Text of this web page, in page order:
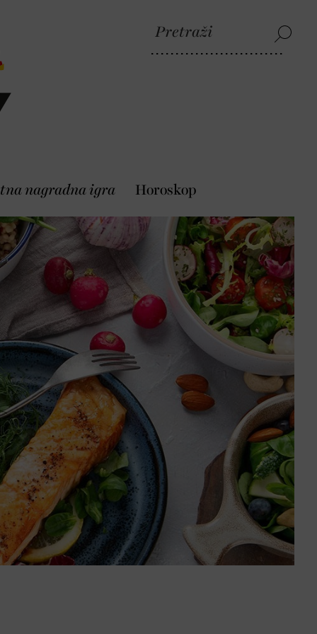
nagradna igra Horoskop